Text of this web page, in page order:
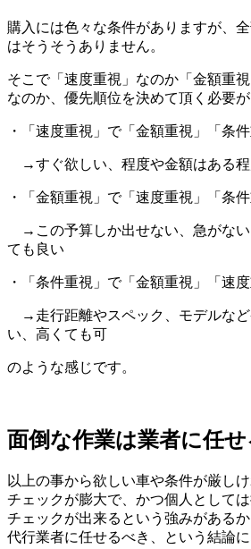
購入には色々な条件がありますが、
はそうそうありません。
そこで「速度重視」なのか「金額重
なのか、優先順位を決めて頂く必要が
・「速度重視」で「金額重視」「条
→すぐ欲しい、程度や金額はある程
・「金額重視」で「速度重視」「条
→この予算しか出せない、急がない
ても良い
・「条件重視」で「金額重視」「速
→走行距離やスペック、モデルなど
い、高くても可
のような感じです。
面倒な作業は業者に任せ
以上の事から欲しい車や条件が厳し
チェックが膨大で、かつ個人として
チェックが出来るという強みがある
代行業者に任せるべき、という結論に